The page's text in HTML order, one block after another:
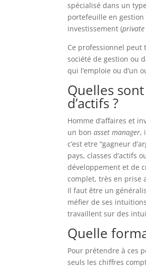
spécialisé dans un
portefeuille en
investissement (
Ce professionnel peut
société de gestion ou
qui l’emploie ou d’un
Quelles
d’actifs ?
Homme d’affaires et
un bonasset manager,
c’est etre “gagneur
pays, classes d’actifs
développement et de
complet, très en prise
Il faut être un
méfier de ses
travaillent sur des
Quelle
Pour prétendre à ces
seuls les chiffres